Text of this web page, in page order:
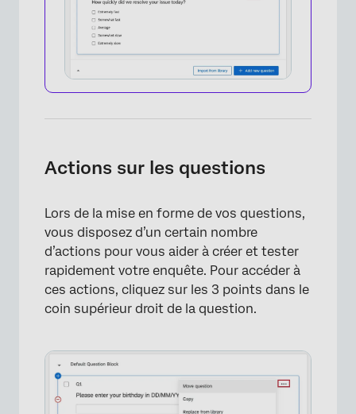
×
Actions sur les questions
Lors de la mise en forme de vos questions,
vous disposez d’un certain nombre
d’actions pour vous aider à créer et tester
rapidement votre enquête. Pour accéder à
ces actions, cliquez sur les 3 points dans le
coin supérieur droit de la question.